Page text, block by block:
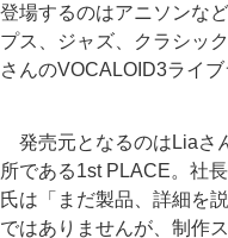
登場するのはアニソンな
プス、ジャズ、クラシッ
さんのVOCALOID3ライブ
発売元となるのはLiaさ
所である1st PLACE。社
氏は「まだ製品、詳細を
ではありませんが、制作